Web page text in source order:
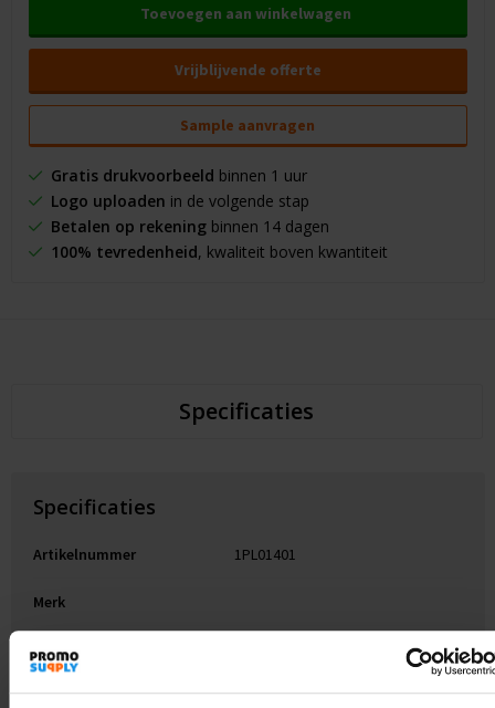
Toevoegen aan winkelwagen
Vrijblijvende offerte
Sample aanvragen
Gratis drukvoorbeeld binnen 1 uur
Logo uploaden in de volgende stap
Betalen op rekeningbinnen 14 dagen
100% tevredenheid, kwaliteit boven kwantiteit
Specificaties
Specificaties
Artikelnummer 1PL01401
Merk
Gewicht
Materiaal Satin van Polyester